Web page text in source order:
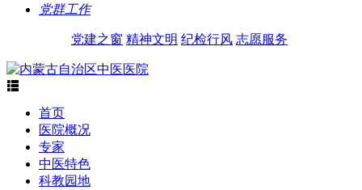
党群工作
党建之窗 精神文明 纪检行风 志愿服务

首页
医院概况
专家
中医特色
科教园地